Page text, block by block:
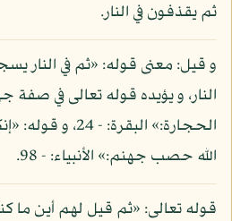
ثم يقذفون في النار.
و قيل: معنى قوله: «ثم في النار
النار، و يؤيده قوله تعالى في
الحجارة:»
الله حصب جهنم:» الأنبياء: - 98.
قوله تعالى: «ثم قيل لهم أين ما